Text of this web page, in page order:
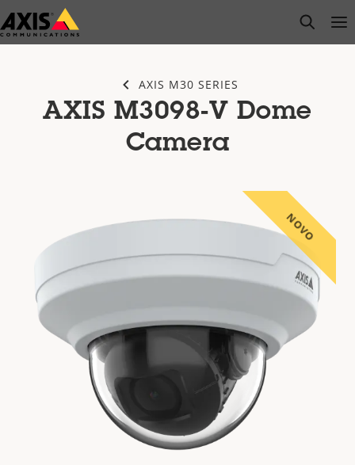
Pular
para
open
AXIS M30 SERIES
AXIS M3098-V Dome
Camera
NOVO